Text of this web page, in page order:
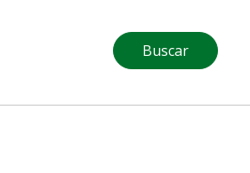
Buscar